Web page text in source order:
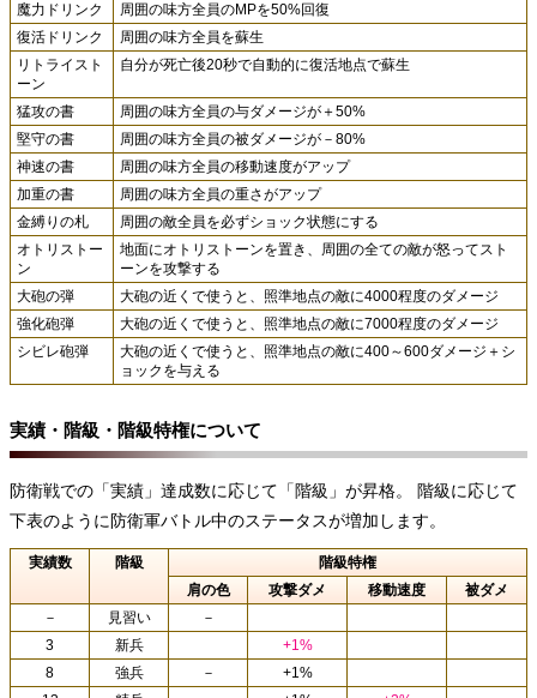
魔力ドリンク
周囲の味方全員のMPを50%回復
復活ドリンク
周囲の味方全員を蘇生
リトライスト
ーン
自分が死亡後20秒で自動的に復活地点で蘇生
猛攻の書
周囲の味方全員の与ダメージが＋50%
堅守の書
周囲の味方全員の被ダメージが－80%
神速の書
周囲の味方全員の移動速度がアップ
加重の書
周囲の味方全員の重さがアップ
金縛りの札
周囲の敵全員を必ずショック状態にする
オトリストー
ン
地面にオトリストーンを置き、周囲の全ての敵が怒ってスト
ーンを攻撃する
大砲の弾
大砲の近くで使うと、照準地点の敵に4000程度のダメージ
強化砲弾
大砲の近くで使うと、照準地点の敵に7000程度のダメージ
シビレ砲弾
大砲の近くで使うと、照準地点の敵に400～600ダメージ＋シ
ョックを与える
実績・階級・階級特権について
防衛戦での「実績」達成数に応じて「階級」が昇格。 階級に応じて
下表のように防衛軍バトル中のステータスが増加します。
実績数 階級
階級特権
肩の色
攻撃ダメ 移動速度
被ダメ
－
見習い
－
3
新兵
+1%
8
強兵 －
+1%